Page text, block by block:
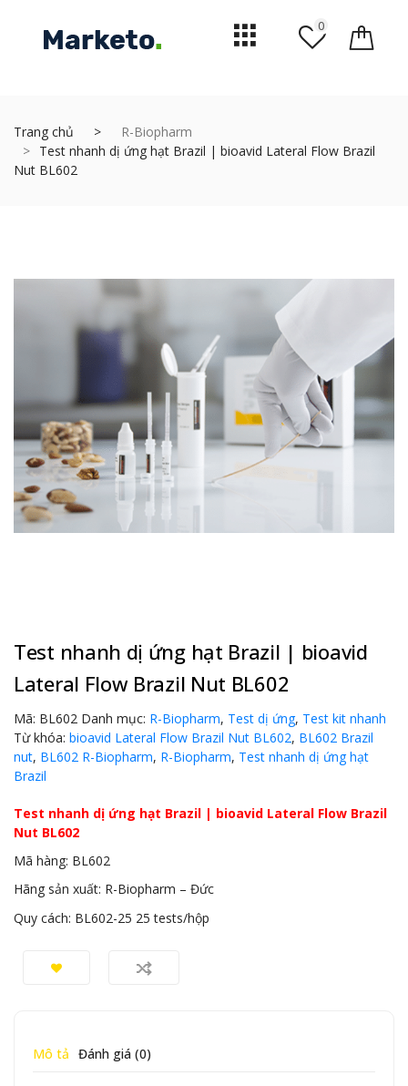
0
Trang chủ
R-Biopharm
Test nhanh dị ứng hạt Brazil | bioavid Lateral Flow Brazil
Nut BL602
Test nhanh dị ứng hạt Brazil | bioavid
Lateral Flow Brazil Nut BL602
Mã: BL602 Danh mục: R-Biopharm, Test dị ứng, Test kit nhanh
Từ khóa: bioavid Lateral Flow Brazil Nut BL602, BL602 Brazil
nut, BL602 R-Biopharm, R-Biopharm, Test nhanh dị ứng hạt
Brazil
Test nhanh dị ứng hạt Brazil | bioavid Lateral Flow Brazil
Nut BL602
Mã hàng: BL602
Hãng sản xuất: R-Biopharm – Đức
Quy cách: BL602-25 25 tests/hộp
Mô tả Đánh giá (0)